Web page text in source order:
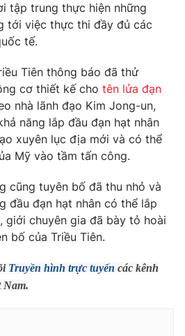
tập trung thực hiện những
tới việc thực thi đầy đủ các
tế.
Tiên thông báo đã thử
cơ thiết kế cho tên lửa đạn
nhà lãnh đạo Kim Jong-un,
năng lắp đầu đạn hạt nhân
xuyên lục địa mới và có thể
Mỹ vào tầm tấn công.
cũng tuyên bố đã thu nhỏ và
đầu đạn hạt nhân có thể lắp
giới chuyên gia đã bày tỏ hoài
bố của Triều Tiên.
Truyền hình trực tuyến các kênh
Nam.